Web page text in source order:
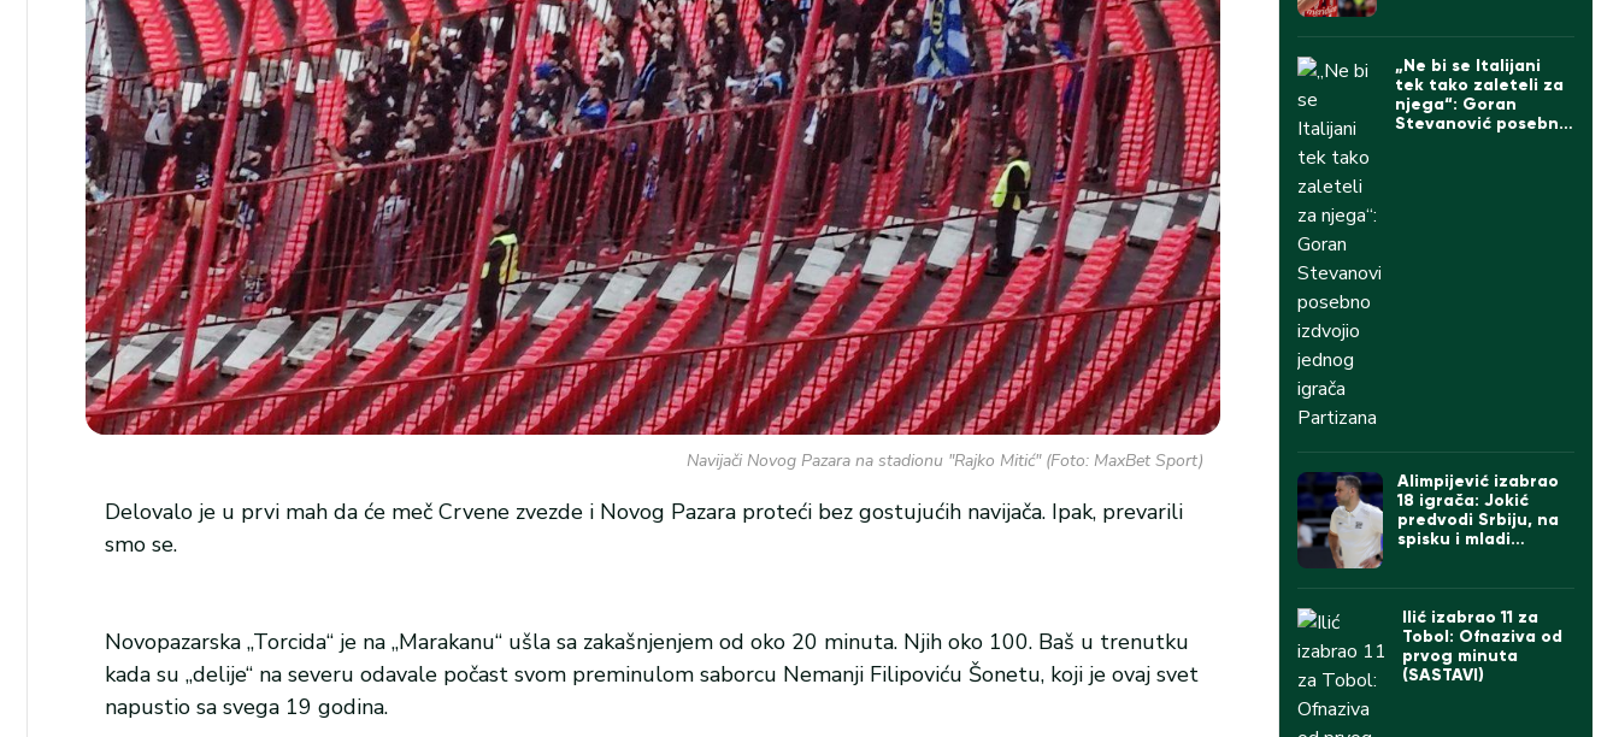
Navijači Novog Pazara na stadionu "Rajko Mitić" (Foto: MaxBet Sport)
Delovalo je u prvi mah da će meč Crvene zvezde i Novog Pazara proteći bez gostujućih navijača. Ipak, prevarili
smo se.
Novopazarska „Torcida“ je na „Marakanu“ ušla sa zakašnjenjem od oko 20 minuta. Njih oko 100. Baš u trenutku
kada su „delije“ na severu odavale počast svom preminulom saborcu Nemanji Filipoviću Šonetu, koji je ovaj svet
napustio sa svega 19 godina.
„Ne bi se Italijani
tek tako zaleteli za
njega“: Goran
Stevanović posebno
Alimpijević izabrao
18 igrača: Jokić
predvodi Srbiju, na
spisku i mladi
Ilić izabrao 11 za
Tobol: Ofnaziva od
prvog minuta
(SASTAVI)